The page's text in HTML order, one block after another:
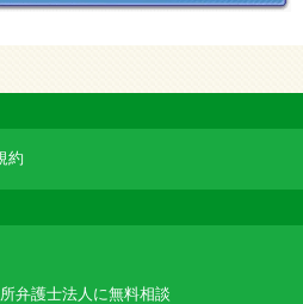
約
弁護士法人に無料相談